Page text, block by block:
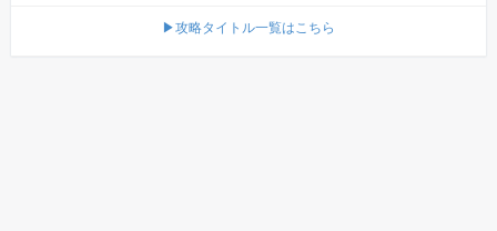
▶攻略タイトル一覧はこちら